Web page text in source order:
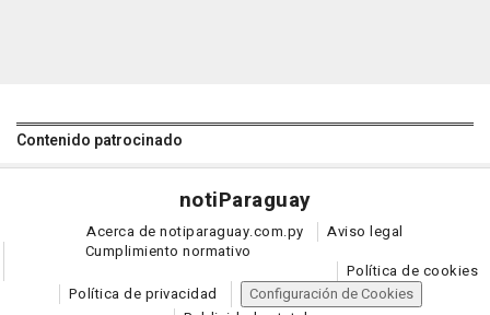
Contenido patrocinado
notiParaguay
Acerca de notiparaguay.com.py
Aviso legal
Cumplimiento normativo
Política de cookies
Política de privacidad
Configuración de Cookies